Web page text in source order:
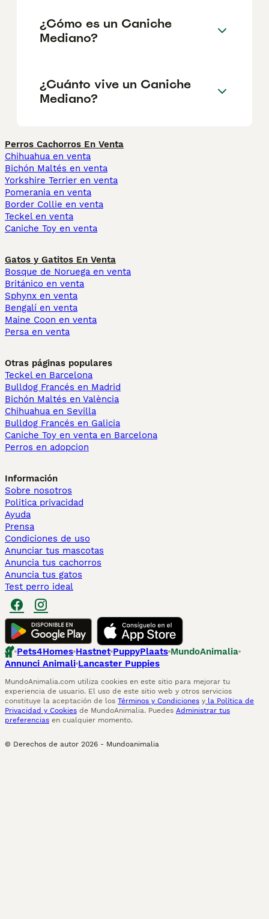
¿Cómo es un Caniche
Mediano?
¿Cuánto vive un Caniche
Mediano?
Perros Cachorros En Venta
Chihuahua en venta
Bichón Maltés en venta
Yorkshire Terrier en venta
Pomerania en venta
Border Collie en venta
Teckel en venta
Caniche Toy en venta
Gatos y Gatitos En Venta
Bosque de Noruega en venta
Británico en venta
Sphynx en venta
Bengalí en venta
Maine Coon en venta
Persa en venta
Otras páginas populares
Teckel en Barcelona
Bulldog Francés en Madrid
Bichón Maltés en València
Chihuahua en Sevilla
Bulldog Francés en Galicia
Caniche Toy en venta en Barcelona
Perros en adopcion
Información
Sobre nosotros
Politica privacidad
Ayuda
Prensa
Condiciones de uso
Anunciar tus mascotas
Anuncia tus cachorros
Anuncia tus gatos
Test perro ideal
Pets4Homes Hastnet PuppyPlaats MundoAnimalia
Annunci Animali Lancaster Puppies
MundoAnimalia.com utiliza cookies en este sitio para mejorar tu
experiencia de usuario. El uso de este sitio web y otros servicios
constituye la aceptación de los Términos y Condiciones y la Política de
Privacidad y Cookies de MundoAnimalia. Puedes Administrar tus
preferencias en cualquier momento.
© Derechos de autor 2026 - Mundoanimalia